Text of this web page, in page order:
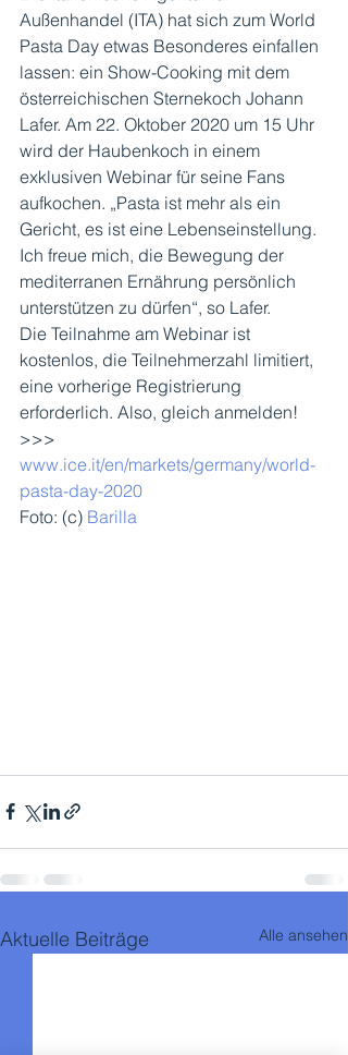
Außenhandel (ITA) hat sich zum World
Pasta Day etwas Besonderes einfallen
lassen: ein Show-Cooking mit dem
österreichischen Sternekoch Johann
Lafer. Am 22. Oktober 2020 um 15 Uhr
wird der Haubenkoch in einem
exklusiven Webinar für seine Fans
aufkochen. „Pasta ist mehr als ein
Gericht, es ist eine Lebenseinstellung.
Ich freue mich, die Bewegung der
mediterranen Ernährung persönlich
unterstützen zu dürfen“, so Lafer.
Die Teilnahme am Webinar ist
kostenlos, die Teilnehmerzahl limitiert,
eine vorherige Registrierung
erforderlich. Also, gleich anmelden!
>>>
www.ice.it/en/markets/germany/world-
pasta-day-2020
Foto: (c) Barilla
Aktuelle Beiträge Alle ansehen